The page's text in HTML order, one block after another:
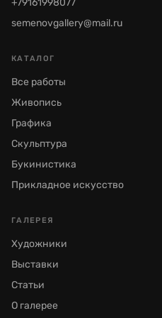
+79161998077
semenovgallery@mail.ru
КАТАЛОГ
Все работы
Живопись
Графика
Скульптура
Букинистика
Прикладное искусство
ГАЛЕРЕЯ
Художники
Выставки
Статьи
О галерее